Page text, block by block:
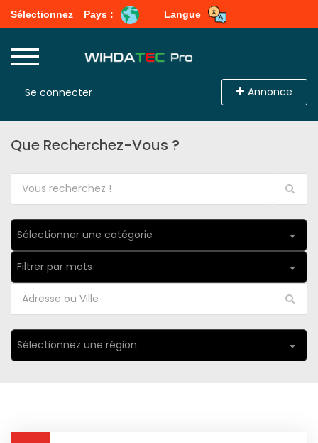
Sélectionnez Pays : Langue
Se connecter Annonce
Que Recherchez-Vous ?
Sélectionner une catégorie
Filtrer par mots
Sélectionnez une région